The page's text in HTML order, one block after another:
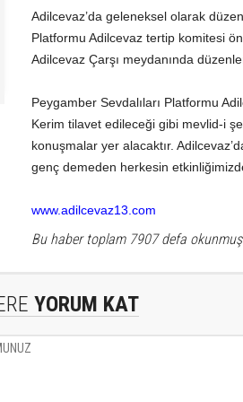
Adilcevaz’da geleneksel olarak
Platformu Adilcevaz tertip komitesi
Adilcevaz Çarşı meydanında
Peygamber Sevdalıları Platformu
Kerim tilavet edileceği gibi mevlid-i
konuşmalar yer alacaktır.
genç demeden herkesin
www.adilcevaz13.com
Bu haber toplam 7907 defa
YORUM KAT